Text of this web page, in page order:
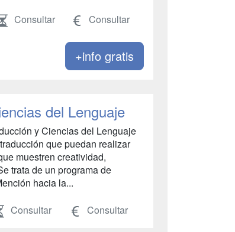
Consultar Consultar
+info gratis
del Lenguaje
y Ciencias del Lenguaje
que puedan realizar
muestren creatividad,
trata de un programa de
hacia la...
Consultar Consultar